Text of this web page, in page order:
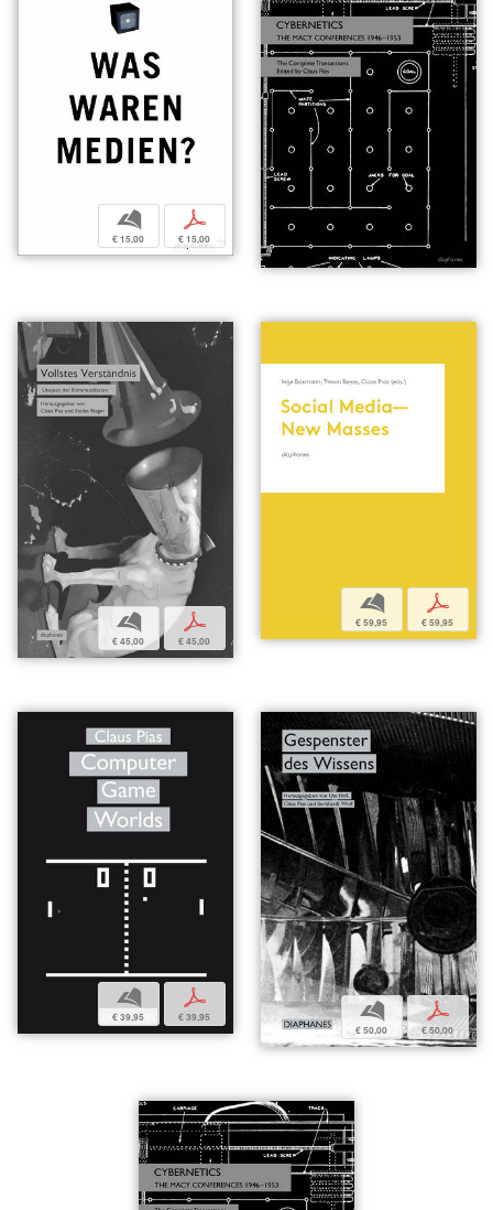
b
€ 15,00
p
€ 15,00
b
€ 45,00
p
€ 45,00
b
€ 59,95
p
€ 59,95
b
€ 39,95
p
€ 39,95 b
€ 50,00
p
€ 50,00